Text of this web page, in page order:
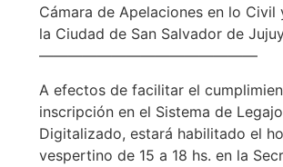
Cámara de Apelaciones en lo Civil
la Ciudad de San Salvador de
———————————————
A efectos de facilitar el
inscripción en el Sistema de
Digitalizado, estará habilitado el
vespertino de 15 a 18 hs. en la